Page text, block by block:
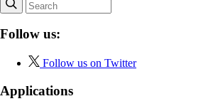
Follow us:
Follow us on Twitter
Applications